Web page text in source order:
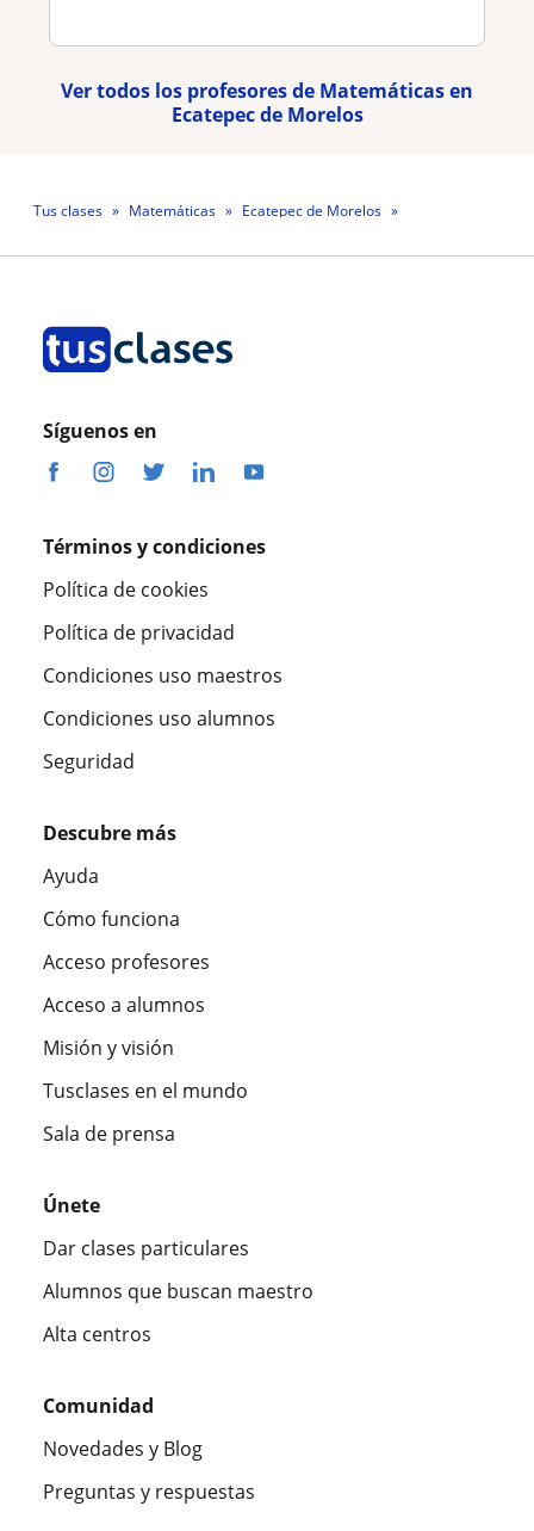
Ver todos los profesores de Matemáticas en
Ecatepec de Morelos
Tus clases Matemáticas
Ecatepec de Morelos
Síguenos en
Términos y condiciones
Política de cookies
Política de privacidad
Condiciones uso maestros
Condiciones uso alumnos
Seguridad
Descubre más
Ayuda
Cómo funciona
Acceso profesores
Acceso a alumnos
Misión y visión
Tusclases en el mundo
Sala de prensa
Únete
Dar clases particulares
Alumnos que buscan maestro
Alta centros
Comunidad
Novedades y Blog
Preguntas y respuestas